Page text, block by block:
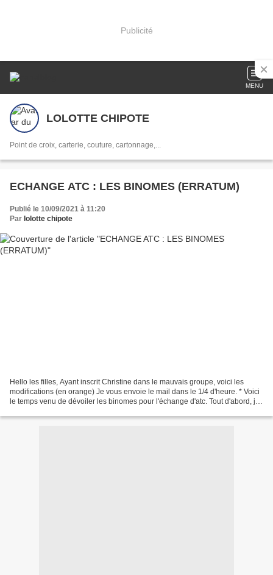
Publicité
MENU
LOLOTTE CHIPOTE
Point de croix, carterie, couture, cartonnage,...
ECHANGE ATC : LES BINOMES (ERRATUM)
Publié le 10/09/2021 à 11:20
Par lolotte chipote
Hello les filles, Ayant inscrit Christine dans le mauvais groupe, voici les
modifications (en orange) Je vous envoie le mail dans le 1/4 d'heure. * Voici
le temps venu de dévoiler les binomes pour l'échange d'atc. Tout d'abord, je